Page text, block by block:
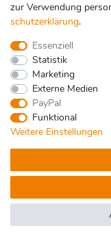
Impressum
Widerrufs­recht
zur Verwendung
schutz­erklärung.
Essenziell
Statistik
Marketing
Externe Medien
PayPal
Funktional
Weitere Einstellungen